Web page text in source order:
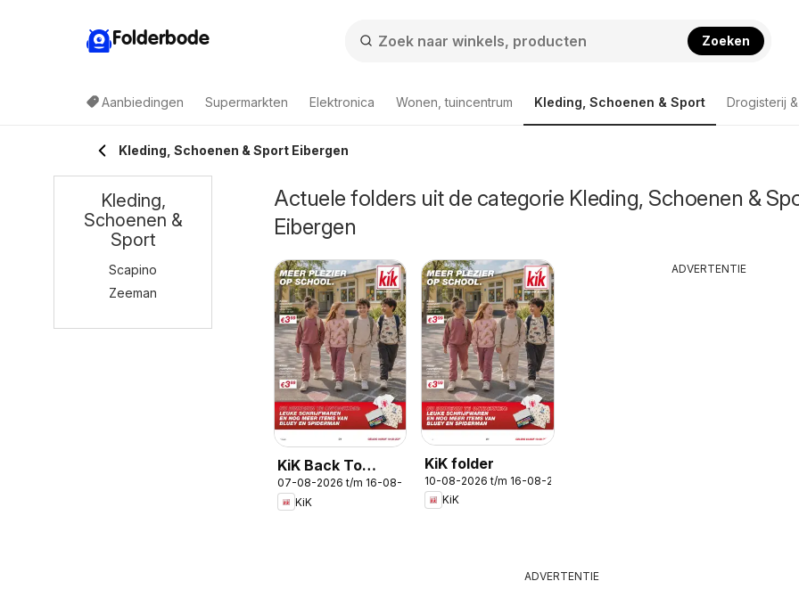
Folderbode Zoeken
Aanbiedingen Supermarkten Elektronica Wonen, tuincentrum Kleding, Schoenen & Sport Drogisterij
Kleding, Schoenen & Sport Eibergen
Actuele folders uit de categorie Kleding, Schoenen &
Eibergen
KiK Back To
School
07-08-2026 t/m 16-08-2026
KiK
KiK folder
10-08-2026 t/m 16-08-2026
KiK
ADVERTENTIE
ADVERTENTIE
Kleding,
Schoenen &
Sport
Scapino
Zeeman